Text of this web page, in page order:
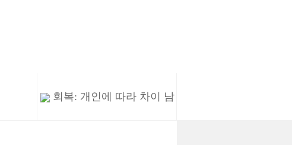
회복: 개인 에 따라 차이 남